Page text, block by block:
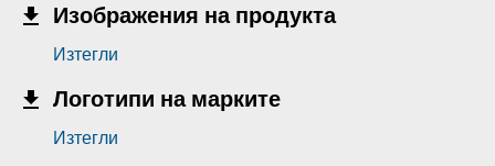
Изображения на продукта
Изтегли
Логотипи на марките
Изтегли